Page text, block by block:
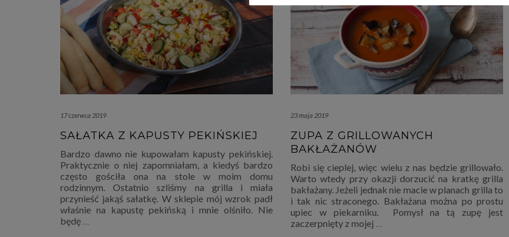
17 czerwca 2019
SAŁATKA Z KAPUSTY PEKIŃSKIEJ
Bardzo dawno nie kupowałam kapusty pekińskiej.
Praktycznie o niej zapomniałam, a kiedyś bardzo
często gościła ona na stole w moim domu
rodzinnym. Ostatnio szliśmy na grilla i miała
przynieść jakąś sałatkę. W sklepie mój wzrok padł
właśnie na kapustę pekińską i mnie olśniło. Nie
będę …
23 maja 2019
ZUPA Z GRILLOWANYCH
BAKŁAŻANÓW
Robi się cieplej, więc wielu z nas będzie grillowało.
Warto wtedy przy okazji dorzucić na kratkę grilla
bakłażany. Jeżeli jednak nie macie w planach grilla to
i tak nic straconego. Bakłażana można po prostu
upiec w piekarniku. Pomysł na tą zupę jest
zaczerpnięty z mojej …